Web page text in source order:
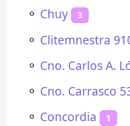
⚬ Chuy 3
⚬ Clitemnestra
⚬ Cno. Carlos A.
⚬ Cno. Carrasco
⚬ Concordia 1